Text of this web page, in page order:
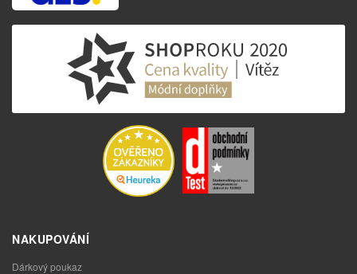
NAKUPOVÁNÍ
Dárkový poukaz